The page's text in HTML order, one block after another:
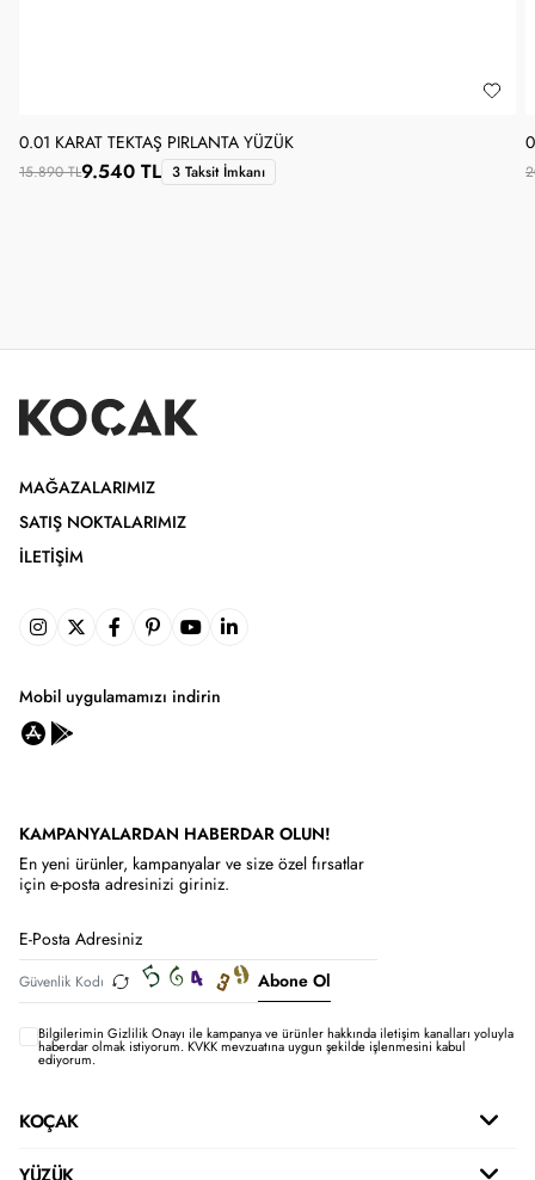
0.01 KARAT TEKTAŞ PIRLANTA YÜZÜK
15.890 TL9.540 TL 3 Taksit İmkanı
MAĞAZALARIMIZ
SATIŞ NOKTALARIMIZ
İLETIŞIM
Mobil uygulamamızı indirin
KAMPANYALARDAN HABERDAR OLUN!
En yeni ürünler, kampanyalar ve size özel fırsatlar
için e-posta adresinizi giriniz.
Abone Ol
Bilgilerimin Gizlilik Onayı ile kampanya ve ürünler hakkında iletişim kanalları yoluyla
haberdar olmak istiyorum.KVKK mevzuatına uygun şekilde işlenmesini kabul
ediyorum.
KOÇAK